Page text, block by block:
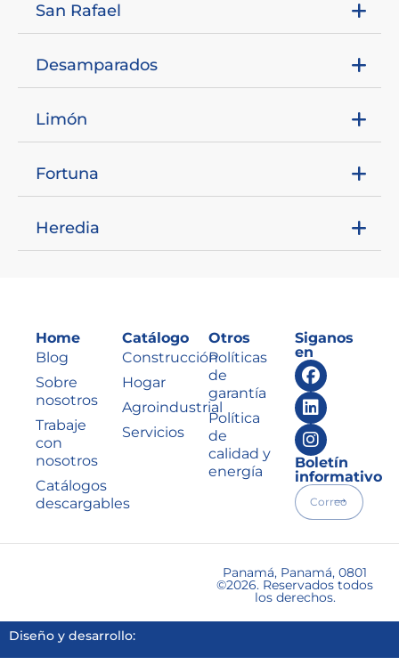
San Rafael
Desamparados
Limón
Fortuna
Heredia
Home
Blog
Sobre
nosotros
Trabaje
con
nosotros
Catálogos
descargables
Catálogo
Construcción
Hogar
Agroindustrial
Servicios
Otros
Políticas
de
garantía
Política
de
calidad y
energía
Siganos
en
Boletín
informativo
Panamá, Panamá, 0801
©2026. Reservados todos
los derechos.
Diseño y desarrollo: